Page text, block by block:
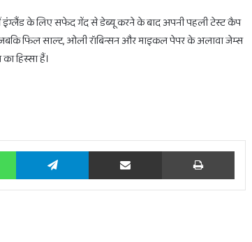
के लिए सफेद गेंद से डेब्यू करने के बाद अपनी पहली टेस्ट कैप
फिल साल्ट, ओली रॉबिन्सन और माइकल पेपर के अलावा जेम्स
हिस्सा हैं।
WhatsApp Telegram Share via Email Print